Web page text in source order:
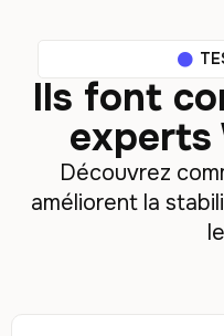
Ils font
experts
Découvrez
améliorent la